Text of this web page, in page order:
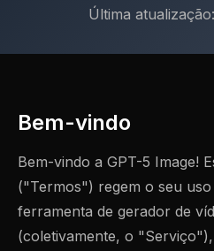
Última
Bem-vindo
Bem-vindo a GPT-5 Image!
("Termos") regem o seu uso
ferramenta de gerador de
(coletivamente, o